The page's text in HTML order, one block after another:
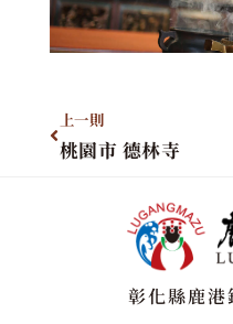
上一則
桃園市 德林寺
彰化縣鹿港